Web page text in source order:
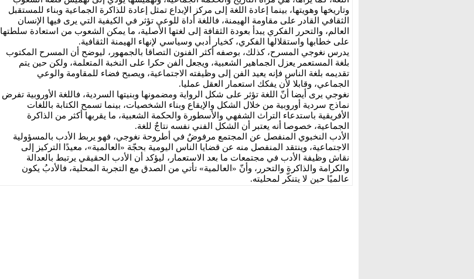
وتاريخها وهويتها، بينما إعادة اللغة إلى مركز الإبداع تمثل إعادة للذاكرة الجماعية وبناء للمستقبل
الثقافي القادر على مقاومة الهيمنة، فاللغة أداة للوعي تؤثر في الكيفية التي يرى فيها الإنسان
العالم، والتحرر الفكري يبدأ بعودة الثقافة إلى لغتها الأصلية، ما يمكن الشعوب من استعادة سلطتها
على خطابها واستقلالها الفكري، كخيار أدبي وسياسي لإنهاء الهيمنة الثقافية.
يدرس نغوجي المسرح، كذلك، بوصفه أكثر الفنون التصاقا بالجمهور، ليوضح أن المسرح المكتوب
بلغة المستعمر يعزل الجماهير الشعبية، ويجعل الفن حكرا على النخبة المتعلمة، ولكن حين يتم
تقديمه بلغة الناس فإنه يعيد الفن إلى وظيفته الاجتماعية، ويصبح فضاء للمقاومة والوعي
الجماعي، وقابلا لأن يفكك استعمار العقل عمليا.
نغوجي يرى أيضا أنّ اللغة تؤثر على شكل الرواية ومضمونها وبنيتها السردية، فاللغة الأوروبية تفرض
نماذج سردية أوروبية من خلال الشكل والإيقاع وبناء الشخصيات، بينما تسمح الكتابة باللغات
الأفريقية باستدعاء التراث الشفهي والأسطورة والحكمة الشعبية، ما يقربها أكثر من الذاكرة
الجماعية، خصوصا أنه يعتبر أن الشكل الفني نفسه نتاجٌ للغة.
الأدب النخبوي المنفصل عن المجتمع مرفوضٌ في أطروحة نغوجي، فهو يربط الأدب بالمسؤولية
الاجتماعية، وينتقد المنفصل منه عن قضايا الناس اليومية بحجّة «العالمية»، معيدًا التركيز إلى
نقاش وظيفة الأدب في مجتمعات ما بعد الاستعمار، ليؤكد أن الأدب الحقيقي يرتبط بالعدالة
والكرامة والذاكرة والتحرر، وأنّ «العالمية» تأتي من الصدق مع التجربة المحلية، فالأدبُ يكون
عالميًا حين لا يتنكّر لمحليته.